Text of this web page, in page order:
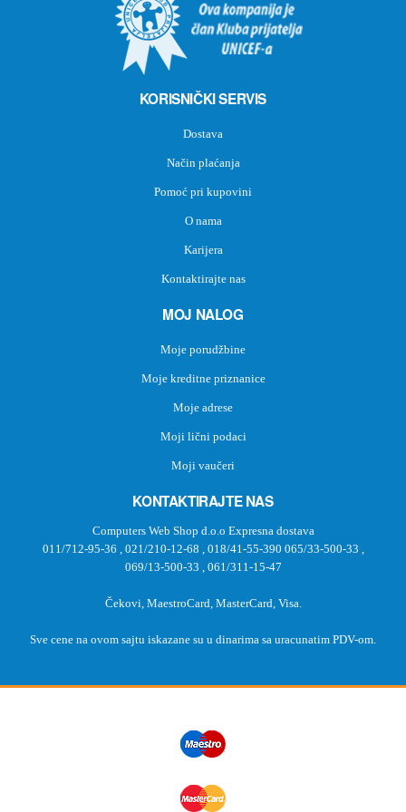
KORISNIČKI SERVIS
Dostava
Način plaćanja
Pomoć pri kupovini
O nama
Karijera
Kontaktirajte nas
MOJ NALOG
Moje porudžbine
Moje kreditne priznanice
Moje adrese
Moji lični podaci
Moji vaučeri
KONTAKTIRAJTE NAS
Computers Web Shop d.o.o Expresna dostava
011/712-95-36 , 021/210-12-68 , 018/41-55-390 065/33-500-33 ,
069/13-500-33 , 061/311-15-47
Čekovi, MaestroCard, MasterCard, Visa.
Sve cene na ovom sajtu iskazane su u dinarima sa uracunatim PDV-om.